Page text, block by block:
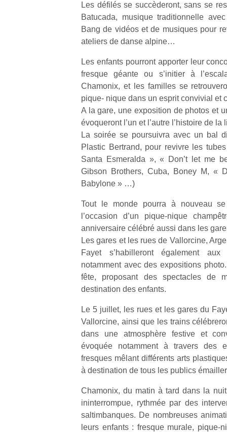
Les défilés se succèderont, sans se
Batucada, musique traditionnelle
Bang de vidéos et de musiques pour
ateliers de danse alpine…
Les enfants pourront apporter leur
fresque géante ou s’initier à
Chamonix, et les familles se
pique- nique dans un esprit convivial et
A la gare, une exposition de photos et
évoqueront l’un et l’autre l’histoire de
La soirée se poursuivra avec un bal
Plastic Bertrand, pour revivre les
Santa Esmeralda », « Don’t let me
Gibson Brothers, Cuba, Boney M, «
Babylone » …)
Tout le monde pourra à nouveau
l’occasion d’un pique-nique
anniversaire célébré aussi dans les
Les gares et les rues de Vallorcine,
Fayet s’habilleront également
notamment avec des expositions
fête, proposant des spectacles de
destination des enfants.
Le 5 juillet, les rues et les gares du
Vallorcine, ainsi que les trains
dans une atmosphère festive et
évoquée notamment à travers des
fresques mêlant différents arts
à destination de tous les publics
Chamonix, du matin à tard dans la
ininterrompue, rythmée par des
saltimbanques. De nombreuses
leurs enfants : fresque murale, pique-
…